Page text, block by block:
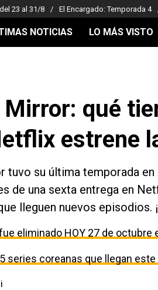
23 al 31/8 El Encargado: Temporada 4
NOTICIAS LO MÁS VISTO
qué
estrene
tuvo su última temporada
de una sexta entrega en
lleguen nuevos episodios.
eliminado HOY 27 de octubre
series coreanas que llegan